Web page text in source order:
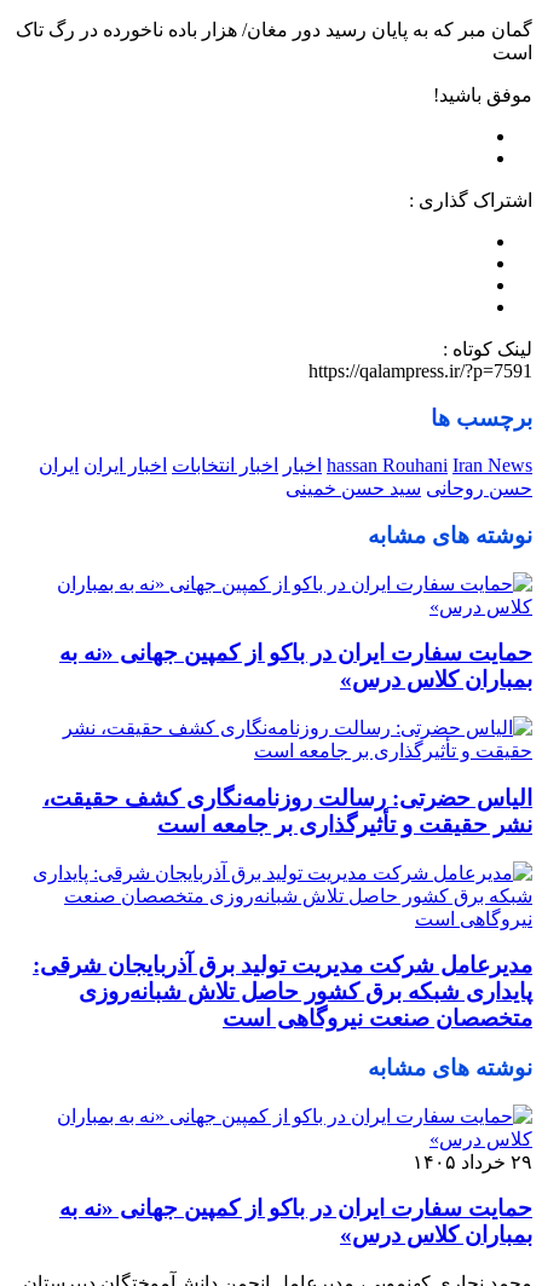
گمان مبر که به پایان رسید دور مغان/ هزار باده ناخورده در رگ تاک
است
موفق باشید!
اشتراک گذاری :
لینک کوتاه :
https://qalampress.ir/?p=7591
برچسب ها
hassan Rouhani Iran News اخبار اخبار انتخابات اخبار ایران ایران
حسن روحانی سید حسن خمینی
نوشته های مشابه
حمایت سفارت ایران در باکو از کمپین جهانی «نه به
بمباران کلاس درس»
الیاس حضرتی: رسالت روزنامه‌نگاری کشف حقیقت،
نشر حقیقت و تأثیرگذاری بر جامعه است
مدیرعامل شرکت مدیریت تولید برق آذربایجان شرقی:
پایداری شبکه برق کشور حاصل تلاش شبانه‌روزی
متخصصان صنعت نیروگاهی است
نوشته های مشابه
۲۹ خرداد ۱۴۰۵
حمایت سفارت ایران در باکو از کمپین جهانی «نه به
بمباران کلاس درس»